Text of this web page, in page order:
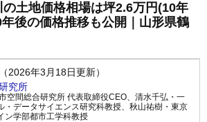
の土地価格相場は坪2.6万円(10年
後の価格推移も公開｜山形県鶴
2026年3月18日更新）
究所
空間総合研究所 代表取締役CEO、 清水千弘・一
・データサイエンス研究科教授、 秋山祐樹・東京
ン学部都市工学科教授